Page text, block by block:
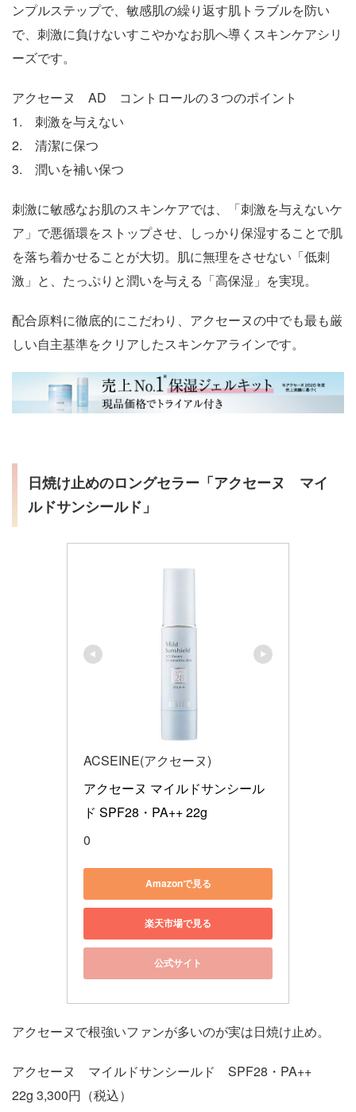
ンプルステップで、敏感肌の繰り返す肌トラブルを防い
で、刺激に負けないすこやかなお肌へ導くスキンケアシリ
ーズです。
アクセーヌ AD コントロールの３つのポイント
1. 刺激を与えない
2. 清潔に保つ
3. 潤いを補い保つ
刺激に敏感なお肌のスキンケアでは、「刺激を与えないケ
ア」で悪循環をストップさせ、しっかり保湿することで肌
を落ち着かせることが大切。肌に無理をさせない「低刺
激」と、たっぷりと潤いを与える「高保湿」を実現。
配合原料に徹底的にこだわり、アクセーヌの中でも最も厳
しい自主基準をクリアしたスキンケアラインです。
日焼け止めのロングセラー「アクセーヌ マイ
ルドサンシールド」
ACSEINE(アクセーヌ)
アクセーヌ マイルドサンシール
ド SPF28・PA++ 22g
0
Amazonで見る
楽天市場で見る
公式サイト
アクセーヌで根強いファンが多いのが実は日焼け止め。
アクセーヌ マイルドサンシールド SPF28・PA++
22g 3,300円（税込）